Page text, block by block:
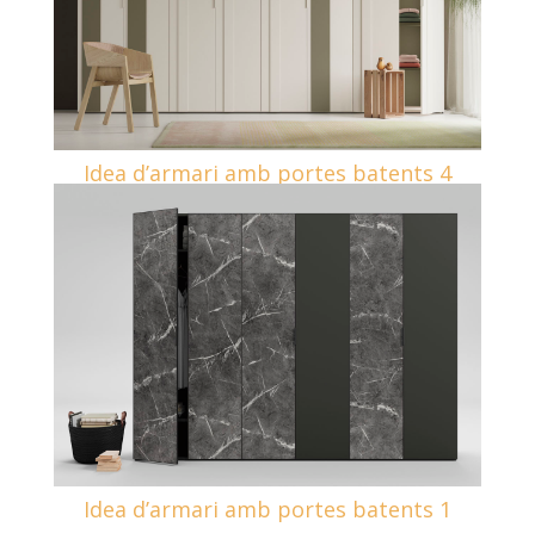
Idea d’armari amb portes batents 4
Idea d’armari amb portes batents 1